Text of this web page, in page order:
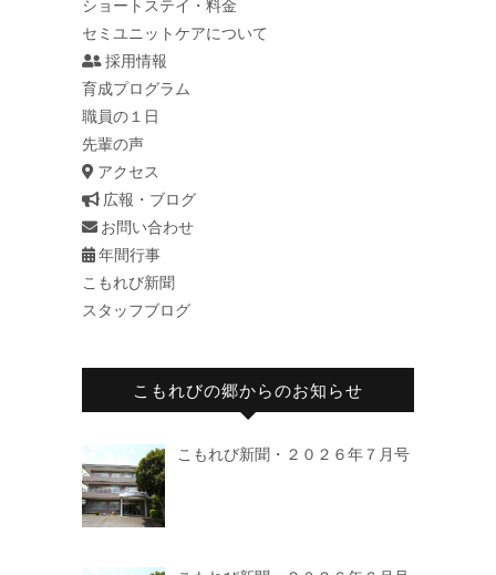
ショートステイ・料金
セミユニットケアについて
採用情報
育成プログラム
職員の１日
先輩の声
アクセス
広報・ブログ
お問い合わせ
年間行事
こもれび新聞
スタッフブログ
こもれびの郷からのお知らせ
こもれび新聞・２０２６年７月号